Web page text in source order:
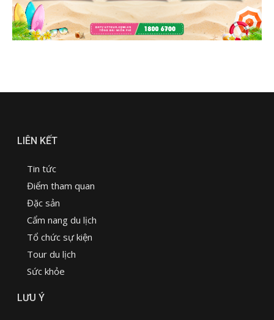
LIÊN KẾT
Tin tức
Điểm tham quan
Đặc sản
Cẩm nang du lịch
Tổ chức sự kiện
Tour du lịch
Sức khỏe
LƯU Ý